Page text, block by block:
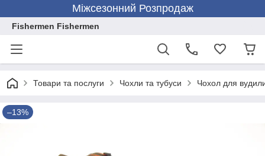
Міжсезонний Розпродаж
Fishermen Fishermen
Товари та послуги Чохли та тубуси Чохол для
–13%